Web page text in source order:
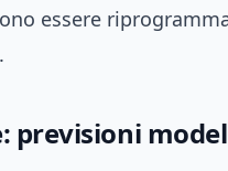
essere
previsioni